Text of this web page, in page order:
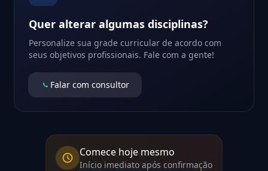
Quer alterar algumas disciplinas?
Personalize sua grade curricular de acordo com
seus objetivos profissionais. Fale com a gente!
Falar com consultor
Comece hoje mesmo
Início imediato após confirmação